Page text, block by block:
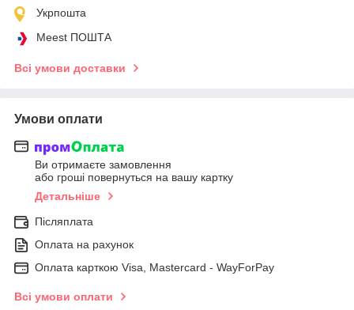
Укрпошта
Meest ПОШТА
Всі умови доставки
Умови оплати
Ви отримаєте замовлення
або гроші повернуться на вашу картку
Детальніше
Післяплата
Оплата на рахунок
Оплата карткою Visa, Mastercard - WayForPay
Всі умови оплати